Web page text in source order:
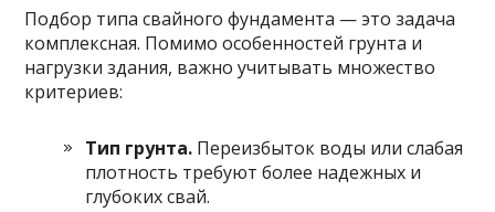
Подбор типа свайного фундамента — это задача
комплексная. Помимо особенностей грунта и
нагрузки здания, важно учитывать множество
критериев:
Тип грунта. Переизбыток воды или слабая
плотность требуют более надежных и
глубоких свай.